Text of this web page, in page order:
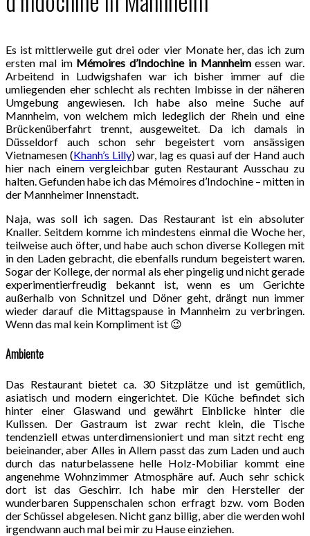
Es ist mittlerweile gut drei oder vier Monate her, das ich zum
ersten mal im Mémoires d’Indochine in Mannheimessen war.
Arbeitend in Ludwigshafen war ich bisher immer auf die
umliegenden eher schlecht als rechten Imbisse in der näheren
Umgebung angewiesen. Ich habe also meine Suche auf
Mannheim, von welchem mich ledeglich der Rhein und eine
Brückenüberfahrt trennt, ausgeweitet. Da ich damals in
Düsseldorf auch schon sehr begeistert vom ansässigen
Vietnamesen (Khanh’s Lilly) war, lag es quasi auf der Hand auch
hier nach einem vergleichbar guten Restaurant Ausschau zu
halten. Gefunden habe ich das Mémoires d’Indochine – mitten in
der Mannheimer Innenstadt.
Naja, was soll ich sagen. Das Restaurant ist ein absoluter
Knaller. Seitdem komme ich mindestens einmal die Woche her,
teilweise auch öfter, und habe auch schon diverse Kollegen mit
in den Laden gebracht, die ebenfalls rundum begeistert waren.
Sogar der Kollege, der normal als eher pingelig und nicht gerade
experimentierfreudig bekannt ist, wenn es um Gerichte
außerhalb von Schnitzel und Döner geht, drängt nun immer
wieder darauf die Mittagspause in Mannheim zu verbringen.
Wenn das mal kein Kompliment ist 😉
Ambiente
Das Restaurant bietet ca. 30 Sitzplätze und ist gemütlich,
asiatisch und modern eingerichtet. Die Küche befindet sich
hinter einer Glaswand und gewährt Einblicke hinter die
Kulissen. Der Gastraum ist zwar recht klein, die Tische
tendenziell etwas unterdimensioniert und man sitzt recht eng
beieinander, aber Alles in Allem passt das zum Laden und auch
durch das naturbelassene helle Holz-Mobiliar kommt eine
angenehme Wohnzimmer Atmosphäre auf. Auch sehr schick
dort ist das Geschirr. Ich habe mir den Hersteller der
wunderbaren Suppenschalen schon erfragt bzw. vom Boden
der Schüssel abgelesen. Nicht ganz billig, aber die werden wohl
irgendwann auch mal bei mir zu Hause einziehen.